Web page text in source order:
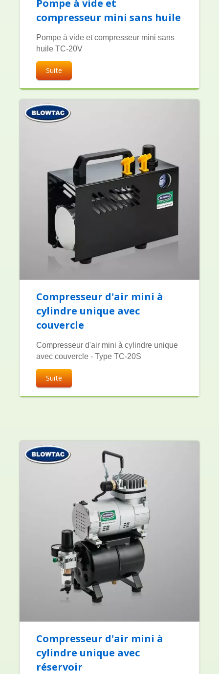
Pompe à vide et
compresseur mini sans huile
Pompe à vide et compresseur mini sans
huile TC-20V
Suite
Compresseur d'air mini à
cylindre unique avec
couvercle
Compresseur d'air mini à cylindre unique
avec couvercle - Type TC-20S
Suite
Compresseur d'air mini à
cylindre unique avec
réservoir